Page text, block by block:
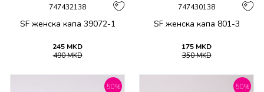
747432138
SF женска капа 39072-1
245 MKD
490MKD
747430138
SF женска капа 801-3
175 MKD
350MKD
50% 50%